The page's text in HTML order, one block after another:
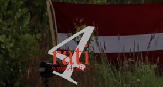
Skip
to
content